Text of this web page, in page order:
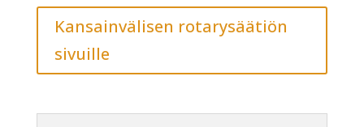
Kansainvälisen rotarysäätiön
sivuille